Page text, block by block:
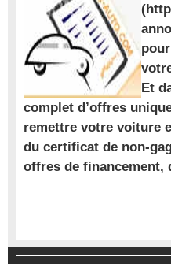
Et
complet d’offres
remettre votre voiture
du certificat de non-
offres de financement,